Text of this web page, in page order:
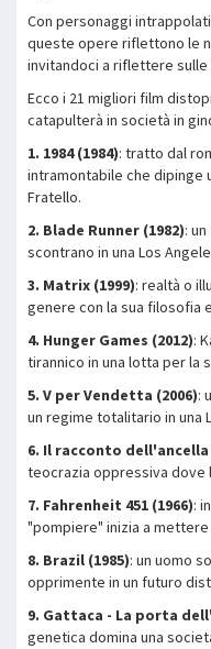
Con personaggi
queste opere riflettono le
invitandoci a riflettere
Ecco i 21 migliori film
catapulterà in società in
1. 1984 (1984): tratto dal
intramontabile che dipinge
Fratello.
2. Blade Runner (1982):
scontrano in una Los
3. Matrix (1999): realtà o
genere con la sua filosofia
4. Hunger Games (2012):
tirannico in una lotta per la
5. V per Vendetta (2006):
un regime totalitario in una
6. Il racconto dell'ancella
teocrazia oppressiva dove
7. Fahrenheit 451 (1966):
"pompiere" inizia a
8. Brazil (1985): un uomo
opprimente in un futuro
9. Gattaca - La porta
genetica domina una